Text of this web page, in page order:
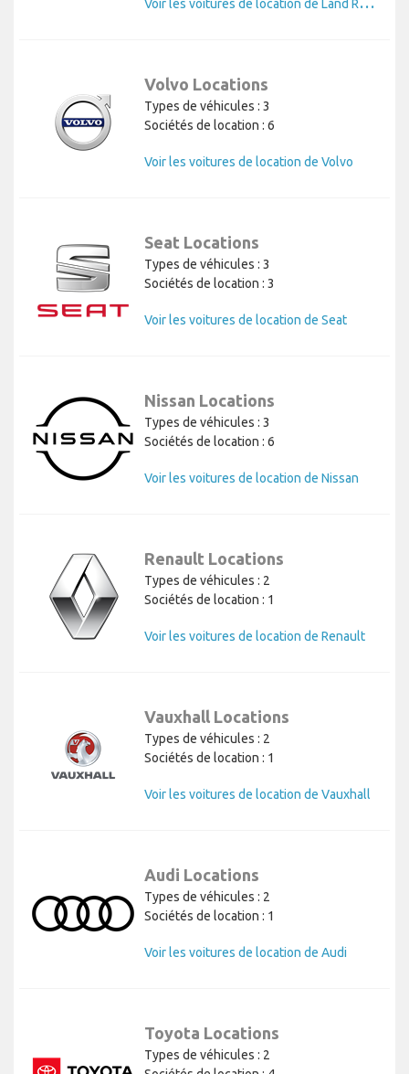
Volvo Locations
Types de véhicules : 3
Sociétés de location : 6
Voir les voitures de location de Volvo
Seat Locations
Types de véhicules : 3
Sociétés de location : 3
Voir les voitures de location de Seat
Nissan Locations
Types de véhicules : 3
Sociétés de location : 6
Voir les voitures de location de Nissan
Renault Locations
Types de véhicules : 2
Sociétés de location : 1
Voir les voitures de location de Renault
Vauxhall Locations
Types de véhicules : 2
Sociétés de location : 1
Voir les voitures de location de Vauxhall
Audi Locations
Types de véhicules : 2
Sociétés de location : 1
Voir les voitures de location de Audi
Toyota Locations
Types de véhicules : 2